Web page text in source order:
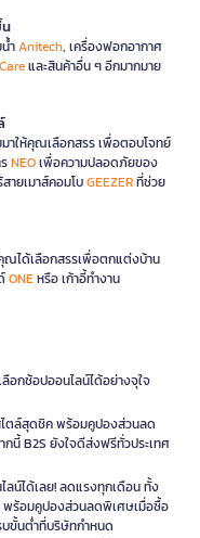
น
ำAnitech, เครื่องฟอกอากาศ
และสินค้าอื่น ๆ อีกมากมาย
าให้คุณเลือกสรร เพื่อตอบโจทย์
NEOเพื่อความปลอดภัยของ
ายเมาส์คอมโบGEEZERที่ช่วย
ได้เลือกสรรเพื่อตกแต่งบ้าน
ONEหรือ เก้าอี้ทำงาน
อกช้อปออนไลน์ได้อย่างจุใจ
ไตล์สุดชิค พร้อมคูปองส่วนลด
นี้ B2S ยังใจดีส่งฟรีทั่วประเทศ
ลน์ได้เลย! ลดแรงทุกเดือน ทั้ง
พร้อมคูปองส่วนลดพิเศษเมื่อซื้อ
บขั้นต่ำที่บริษัทกำหนด